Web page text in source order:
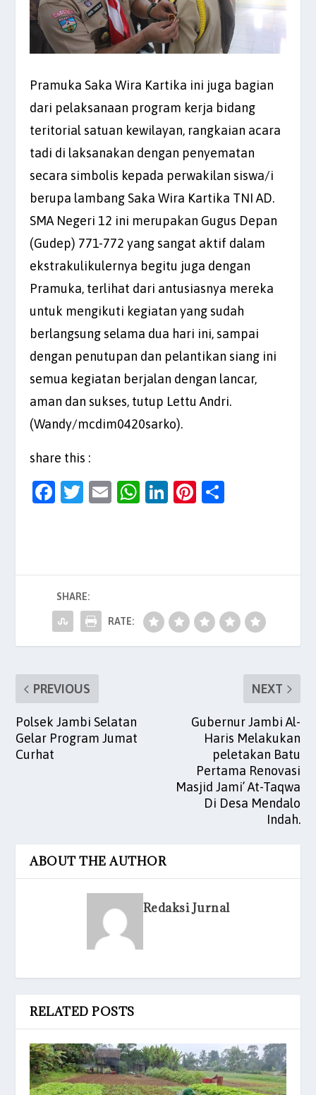
Pramuka Saka Wira Kartika ini juga bagian
dari pelaksanaan program kerja bidang
teritorial satuan kewilayan, rangkaian acara
tadi di laksanakan dengan penyematan
secara simbolis kepada perwakilan siswa/i
berupa lambang Saka Wira Kartika TNI AD.
SMA Negeri 12 ini merupakan Gugus Depan
(Gudep) 771-772 yang sangat aktif dalam
ekstrakulikulernya begitu juga dengan
Pramuka, terlihat dari antusiasnya mereka
untuk mengikuti kegiatan yang sudah
berlangsung selama dua hari ini, sampai
dengan penutupan dan pelantikan siang ini
semua kegiatan berjalan dengan lancar,
aman dan sukses, tutup Lettu Andri.
(Wandy/mcdim0420sarko).
share this :
F
b
o
o
k
T
E
W
A
p
p
Li
dI
n
Pi
t
SHARE:
RATE:
PREVIOUS
Polsek Jambi Selatan
Gelar Program Jumat
Curhat
NEXT
Gubernur Jambi Al-
Haris Melakukan
peletakan Batu
Pertama Renovasi
Masjid Jami’ At-Taqwa
Di Desa Mendalo
Indah.
ABOUT THE AUTHOR
Redaksi Jurnal
RELATED POSTS